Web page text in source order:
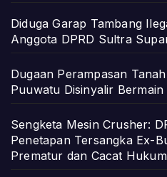
Diduga Garap Tambang
Anggota DPRD Sultra
Dugaan Perampasan
Puuwatu Disinyalir Bermain
Sengketa Mesin Crusher:
Penetapan Tersangka Ex-
Prematur dan Cacat Hukum